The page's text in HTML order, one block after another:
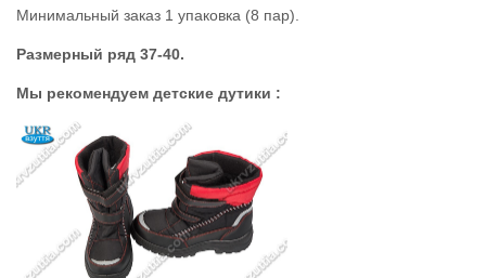
Минимальный заказ 1 упаковка (8 пар).
Размерный ряд 37-40.
Мы рекомендуем детские дутики :